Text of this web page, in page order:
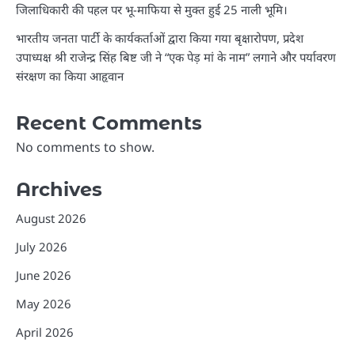
जिलाधिकारी की पहल पर भू-माफिया से मुक्त हुई 25 नाली भूमि।
भारतीय जनता पार्टी के कार्यकर्ताओं द्वारा किया गया बृक्षारोपण, प्रदेश
उपाध्यक्ष श्री राजेन्द्र सिंह बिष्ट जी ने “एक पेड़ मां के नाम” लगाने और पर्यावरण
संरक्षण का किया आहृवान
Recent Comments
No comments to show.
Archives
August 2026
July 2026
June 2026
May 2026
April 2026